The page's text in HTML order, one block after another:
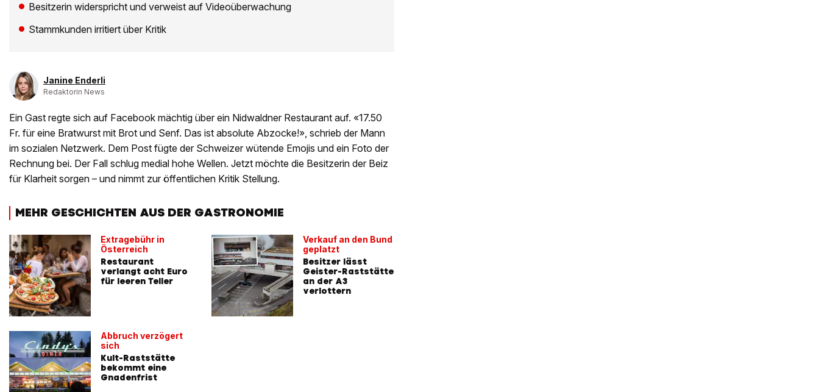
Besitzerin widerspricht und verweist auf Videoüberwachung
Stammkunden irritiert über Kritik
Janine Enderli
Redaktorin News
Ein Gast regte sich auf Facebook mächtig über ein Nidwaldner Restaurant auf. «17.50
Fr. für eine Bratwurst mit Brot und Senf. Das ist absolute Abzocke!», schrieb der Mann
im sozialen Netzwerk. Dem Post fügte der Schweizer wütende Emojis und ein Foto der
Rechnung bei. Der Fall schlug medial hohe Wellen. Jetzt möchte die Besitzerin der Beiz
für Klarheit sorgen – und nimmt zur öffentlichen Kritik Stellung.
MEHR GESCHICHTEN AUS DER GASTRONOMIE
Extragebühr in
Österreich
Restaurant
verlangt acht Euro
für leeren Teller
Abbruch verzögert
sich
Kult-Raststätte
bekommt eine
Gnadenfrist
Verkauf an den Bund
geplatzt
Besitzer lässt
Geister-Raststätte
an der A3
verlottern